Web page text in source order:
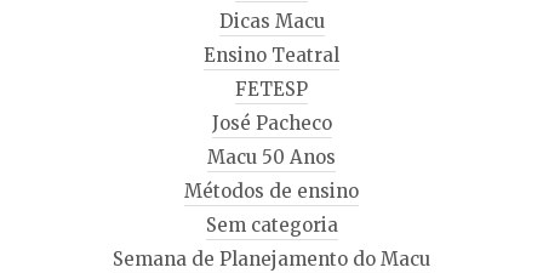
Dicas Macu
Ensino Teatral
FETESP
José Pacheco
Macu 50 Anos
Métodos de ensino
Sem categoria
Semana de Planejamento do Macu